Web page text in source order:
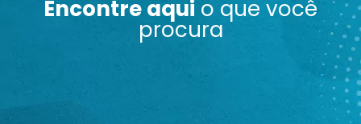
Encontre aqui o que você
procura